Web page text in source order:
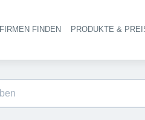
Haupt-
FIRMEN FINDEN PRODUKTE &